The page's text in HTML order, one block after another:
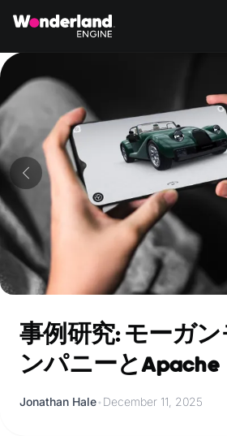
事例研究: モーガ
ンパニーとApache
Jonathan Hale• December 11, 2025